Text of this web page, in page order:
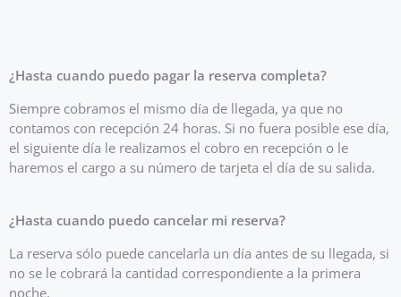
¿Hasta cuando puedo pagar la reserva completa?
Siempre cobramos el mismo día de llegada, ya que no
contamos con recepción 24 horas. Si no fuera posible ese día,
el siguiente día le realizamos el cobro en recepción o le
haremos el cargo a su número de tarjeta el día de su salida.
¿Hasta cuando puedo cancelar mi reserva?
La reserva sólo puede cancelarla un día antes de su llegada, si
no se le cobrará la cantidad correspondiente a la primera
noche.